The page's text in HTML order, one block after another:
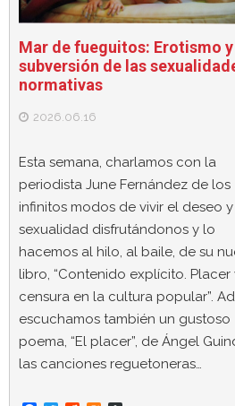
Mar de fueguitos: Erotismo y
subversión de las
normativas
2026.06.16
Esta semana, charlamos con la
periodista June Fernández de los
infinitos modos de vivir el deseo
sexualidad disfrutándonos y lo
hacemos al hilo, al baile, de su
libro, “Contenido explícito. Placer
censura en la cultura popular”.
escuchamos también un gustoso
poema, “El placer”, de Ángel
las canciones reguetoneras…